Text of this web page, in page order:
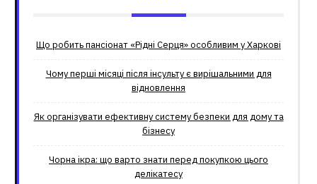
Що робить пансіонат «Рідні Серця» особливим у Харкові
Чому перші місяці після інсульту є вирішальними для
відновлення
Як організувати ефективну систему безпеки для дому та
бізнесу
Чорна ікра: що варто знати перед покупкою цього
делікатесу